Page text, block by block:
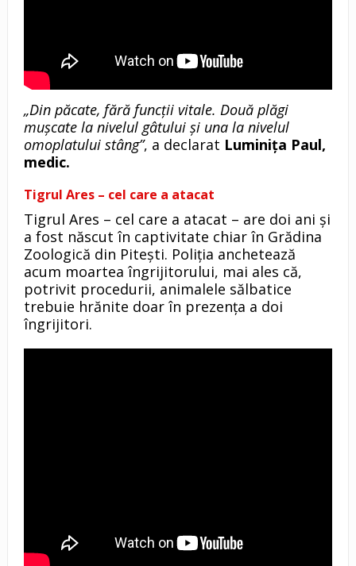
„Din păcate, fără funcții vitale. Două plăgi
mușcate la nivelul gâtului și una la nivelul
omoplatului stâng”, a declarat Luminiţa Paul,
medic.
Tigrul Ares – cel care a atacat
Tigrul Ares – cel care a atacat – are doi ani şi
a fost născut în captivitate chiar în Grădina
Zoologică din Piteşti. Poliţia anchetează
acum moartea îngrijitorului, mai ales că,
potrivit procedurii, animalele sălbatice
trebuie hrănite doar în prezenţa a doi
îngrijitori.